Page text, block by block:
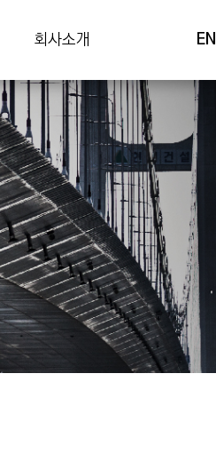
회사소개 EN